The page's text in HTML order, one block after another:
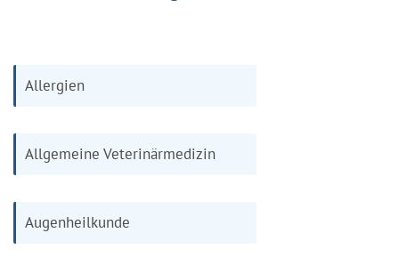
Allergien
Allgemeine Veterinärmedizin
Augenheilkunde